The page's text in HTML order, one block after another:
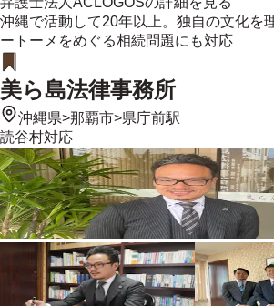
沖縄で活動して20年以上。独自の文化を
ートーメをめぐる相続問題にも対応
美ら島法律事務所
沖縄県>那覇市>県庁前駅
読谷村対応